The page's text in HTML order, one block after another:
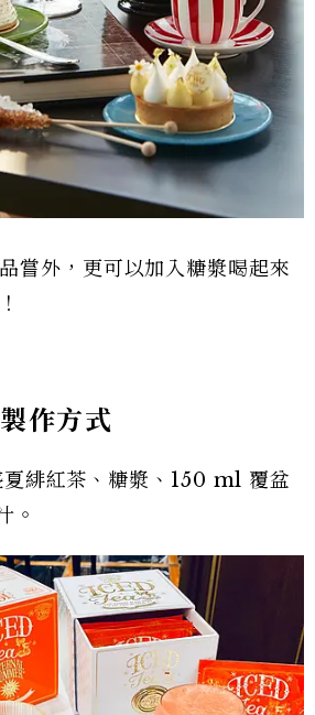
嘗外，更可以加入糖漿喝起來
作方式
緋紅茶、糖漿、150 ml 覆盆
。